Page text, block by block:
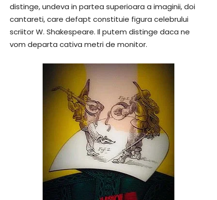
distinge, undeva in partea superioara a imaginii, doi
cantareti, care defapt constituie figura celebrului
scriitor W. Shakespeare. Il putem distinge daca ne
vom departa cativa metri de monitor.